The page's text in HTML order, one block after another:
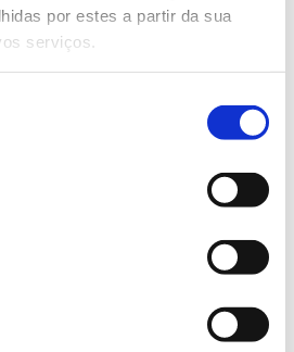
por estes a partir da sua
serviços.
de outras espécies em risco:
ajudar